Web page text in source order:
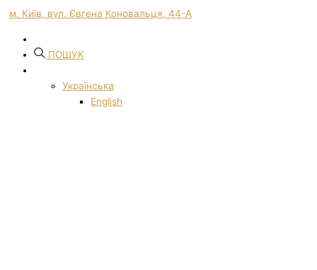
м. Київ, вул. Євгена Коновальця, 44-А
ПОШУК
Українська
English